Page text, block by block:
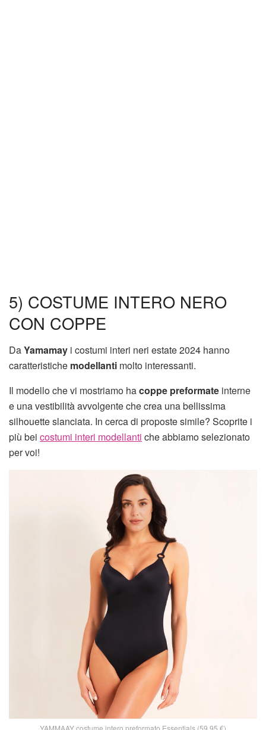
5) COSTUME INTERO NERO
CON COPPE
DaYamamay i costumi interi neri estate 2024 hanno
caratteristiche modellanti molto interessanti.
Il modello che vi mostriamo hacoppe preformate interne
e una vestibilità avvolgente che crea una bellissima
silhouette slanciata. In cerca di proposte simile? Scoprite i
più bei costumi interi modellanti che abbiamo selezionato
per voi!
YAMMAAY costume intero preformato Essentials (59,95 €)